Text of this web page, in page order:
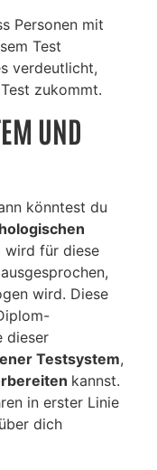
Personen mit
Test
verdeutlicht,
zukommt.
UND
könntest du
wird für diese
wird. Diese
dieser
Testsystem,
kannst.
in erster Linie
dich